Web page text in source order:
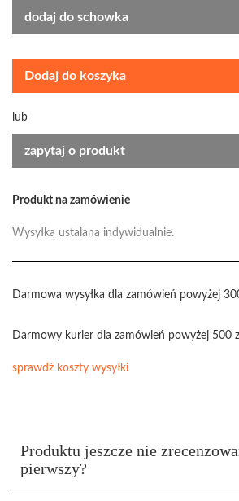
dodaj do schowka
Dodaj do koszyka
lub
zapytaj o produkt
Produkt na zamówienie
Wysyłka ustalana indywidualnie.
Darmowa wysyłka dla zamówień powyżej
Darmowy kurier dla zamówień powyżej 500
sprawdź koszty wysyłki
Produktu jeszcze nie
pierwszy?